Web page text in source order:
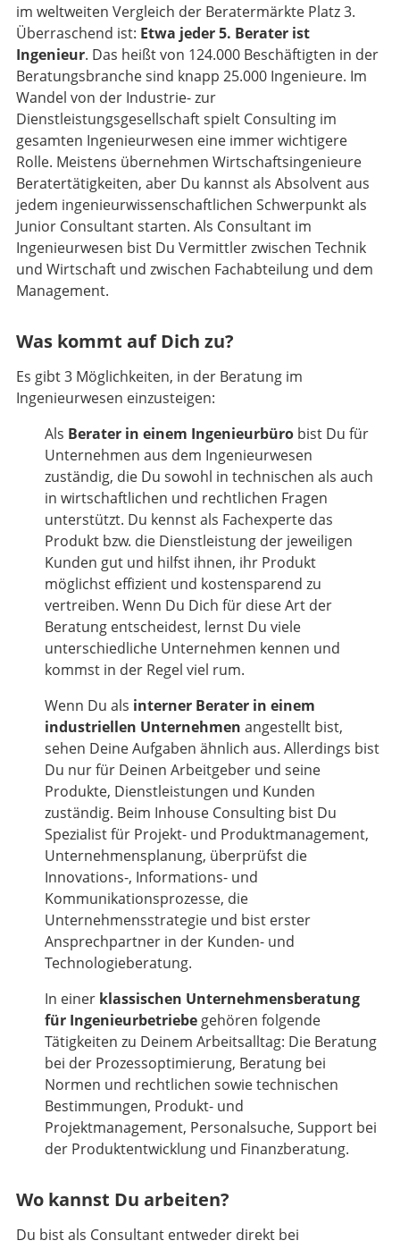
im weltweiten Vergleich der Beratermärkte Platz 3.
Überraschend ist: Etwa jeder 5. Berater ist
Ingenieur. Das heißt von 124.000 Beschäftigten in der
Beratungsbranche sind knapp 25.000 Ingenieure. Im
Wandel von der Industrie- zur
Dienstleistungsgesellschaft spielt Consulting im
gesamten Ingenieurwesen eine immer wichtigere
Rolle. Meistens übernehmen Wirtschaftsingenieure
Beratertätigkeiten, aber Du kannst als Absolvent aus
jedem ingenieurwissenschaftlichen Schwerpunkt als
Junior Consultant starten. Als Consultant im
Ingenieurwesen bist Du Vermittler zwischen Technik
und Wirtschaft und zwischen Fachabteilung und dem
Management.
Was kommt auf Dich zu?
Es gibt 3 Möglichkeiten, in der Beratung im
Ingenieurwesen einzusteigen:
Als Berater in einem Ingenieurbüro bist Du für
Unternehmen aus dem Ingenieurwesen
zuständig, die Du sowohl in technischen als auch
in wirtschaftlichen und rechtlichen Fragen
unterstützt. Du kennst als Fachexperte das
Produkt bzw. die Dienstleistung der jeweiligen
Kunden gut und hilfst ihnen, ihr Produkt
möglichst effizient und kostensparend zu
vertreiben. Wenn Du Dich für diese Art der
Beratung entscheidest, lernst Du viele
unterschiedliche Unternehmen kennen und
kommst in der Regel viel rum.
Wenn Du als interner Berater in einem
industriellen Unternehmen angestellt bist,
sehen Deine Aufgaben ähnlich aus. Allerdings bist
Du nur für Deinen Arbeitgeber und seine
Produkte, Dienstleistungen und Kunden
zuständig. Beim Inhouse Consulting bist Du
Spezialist für Projekt- und Produktmanagement,
Unternehmensplanung, überprüfst die
Innovations-, Informations- und
Kommunikationsprozesse, die
Unternehmensstrategie und bist erster
Ansprechpartner in der Kunden- und
Technologieberatung.
In einer klassischen Unternehmensberatung
für Ingenieurbetriebe gehören folgende
Tätigkeiten zu Deinem Arbeitsalltag: Die Beratung
bei der Prozessoptimierung, Beratung bei
Normen und rechtlichen sowie technischen
Bestimmungen, Produkt- und
Projektmanagement, Personalsuche, Support bei
der Produktentwicklung und Finanzberatung.
Wo kannst Du arbeiten?
Du bist als Consultant entweder direkt bei